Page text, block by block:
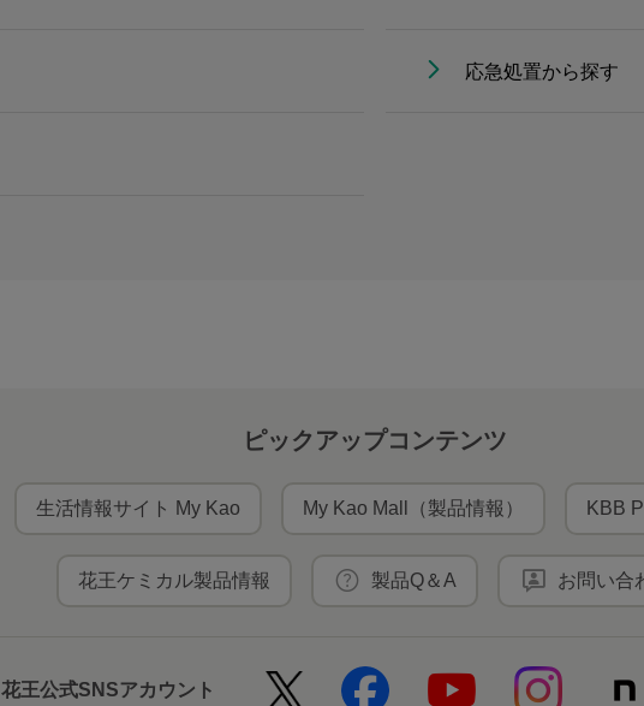
応急処置から探す
ピックアップコンテンツ
生活情報サイト My Kao My Kao Mall（製品情報） KBB
花王ケミカル製品情報 製品Q＆A お問い合
花王公式SNSアカウント